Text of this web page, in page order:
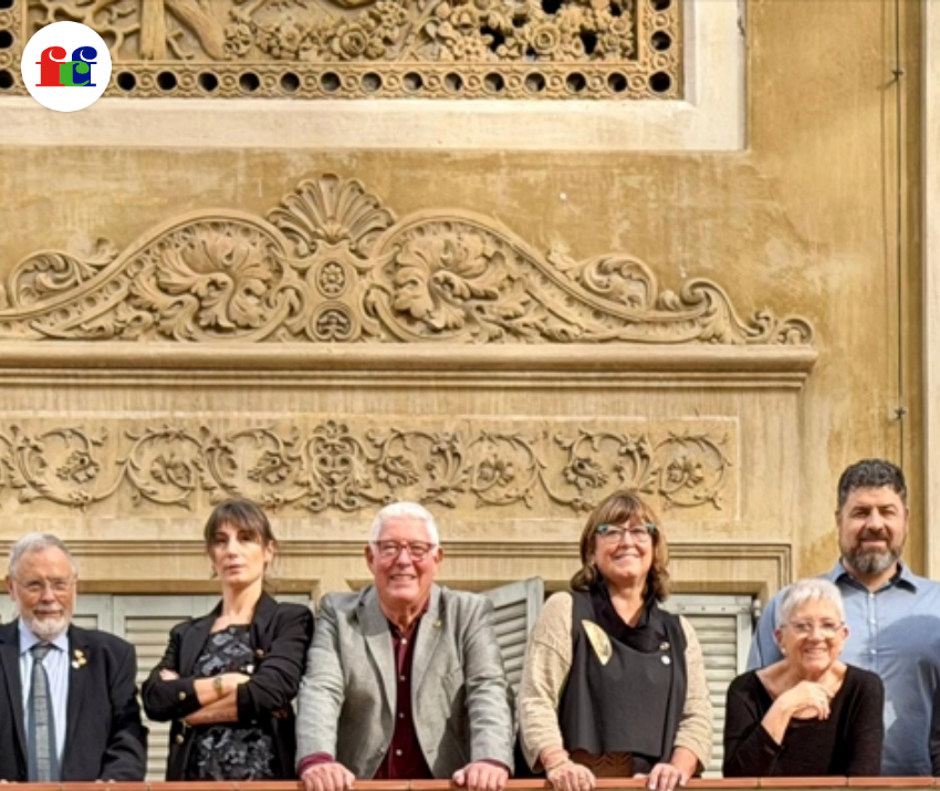
Vés
al
contingut
F
C
F